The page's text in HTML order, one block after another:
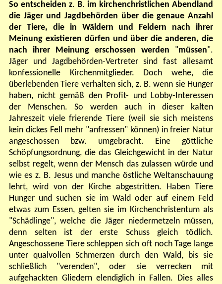
So entscheiden z. B. im kirchenchristlichen Abendland
die Jäger und Jagdbehörden über die genaue Anzahl
der Tiere, die in Wäldern und Feldern nach ihrer
Meinung existieren dürfen und über die anderen, die
nach ihrer Meinung erschossen werden "müssen".
Jäger und Jagdbehörden-Vertreter sind fast allesamt
konfessionelle Kirchenmitglieder. Doch wehe, die
überlebenden Tiere verhalten sich, z. B. wenn sie Hunger
haben, nicht gemäß den Profit- und Lobby-Interessen
der Menschen. So werden auch in dieser kalten
Jahreszeit viele frierende Tiere (weil sie sich meistens
kein dickes Fell mehr "anfressen" können) in freier Natur
angeschossen bzw. umgebracht. Eine göttliche
Schöpfungsordnung, die das Gleichgewicht in der Natur
selbst regelt, wenn der Mensch das zulassen würde und
wie es z. B. Jesus und manche östliche Weltanschauung
lehrt, wird von der Kirche abgestritten. Haben Tiere
Hunger und suchen sie im Wald oder auf einem Feld
etwas zum Essen, gelten sie im Kirchenchristentum als
"Schädlinge", welche die Jäger niedermetzeln müssen,
denn selten ist der erste Schuss gleich tödlich.
Angeschossene Tiere schleppen sich oft noch Tage lange
unter qualvollen Schmerzen durch den Wald, bis sie
schließlich "verenden", oder sie verrecken mit
aufgehackten Gliedern elendiglich in Fallen. Dies alles